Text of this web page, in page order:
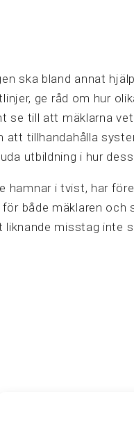
ska bland annat
ge råd om hur
se till att mäklarna
att tillhandahålla
utbildning i hur
hamnar i tvist, har
både mäklaren och
misstag inte